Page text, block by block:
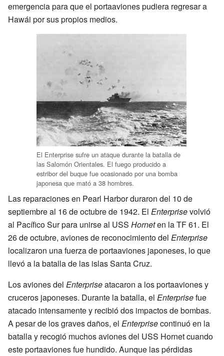
emergencia para que el portaaviones pudiera regresar a
Hawái por sus propios medios.
El Enterprise sufre un ataque durante la batalla de
las Salomón Orientales. El fuego producido a
estribor del buque fue ocasionado por una bomba
japonesa que mató a 38 hombres.
Las reparaciones en Pearl Harbor duraron del 10 de
septiembre al 16 de octubre de 1942. El Enterprisevolvió
al Pacífico Sur para unirse al USS Horneten la TF 61. El
26 de octubre, aviones de reconocimiento del Enterprise
localizaron una fuerza de portaaviones japoneses, lo que
llevó a la batalla de las islas Santa Cruz.
Los aviones del Enterpriseatacaron a los portaaviones y
cruceros japoneses. Durante la batalla, el Enterprisefue
atacado intensamente y recibió dos impactos de bombas.
A pesar de los graves daños, el Enterprisecontinuó en la
batalla y recogió muchos aviones del USS Hornet cuando
este portaaviones fue hundido. Aunque las pérdidas